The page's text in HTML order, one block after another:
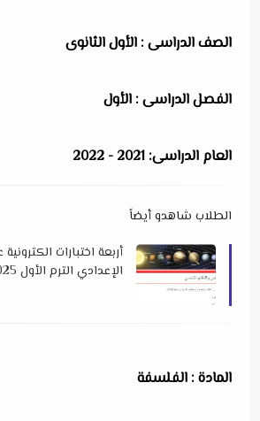
الصف الدراسى : الأول الثانوى
الفصل الدراسى : الأول
العام الدراسى: 2021 - 2022
الطلاب شاهدو أيضاً
أربعة اختبارات
الإعدادي الترم الأول 2025 لمستر محمد عطية بدوي
المادة : الفلسفة